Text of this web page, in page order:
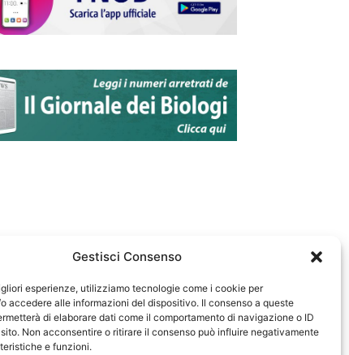
Gestisci Consenso
esperienze, utilizziamo tecnologie come i cookie per
accedere alle informazioni del dispositivo. Il consenso a queste
di elaborare dati come il comportamento di navigazione o ID
Non acconsentire o ritirare il consenso può influire negativamente
e funzioni.